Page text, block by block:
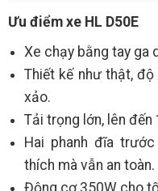
Ưu điểm xe HL D50E
Xe chạy bằng tay ga
Thiết kế như thật,
xảo.
Tải trọng lớn, lên đến
Hai phanh đĩa
thích mà vẫn an toàn.
Động cơ 350W cho